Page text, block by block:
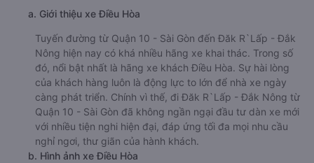
a. Giới thiệu xe Điều Hòa
Tuyến đường từ Quận 10 - Sài Gòn đến Đăk R`Lấp - Đắk
Nông hiện nay có khá nhiều hãng xe khai thác. Trong số
đó, nổi bật nhất là hãng xe khách Điều Hòa. Sự hài lòng
của khách hàng luôn là động lực to lớn để nhà xe ngày
càng phát triển. Chính vì thế, đi Đăk R`Lấp - Đắk Nông từ
Quận 10 - Sài Gòn đã không ngần ngại đầu tư dàn xe mới
với nhiều tiện nghi hiện đại, đáp ứng tối đa mọi nhu cầu
nghỉ ngơi, thư giãn của hành khách.
b. Hình ảnh xe Điều Hòa